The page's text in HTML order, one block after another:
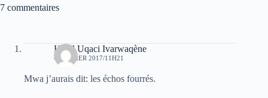
7 commentaires
Hend Uqaci Ivarwaqène
4 JANVIER 2017/11H21
Mwa j’aurais dit: les échos fourrés.